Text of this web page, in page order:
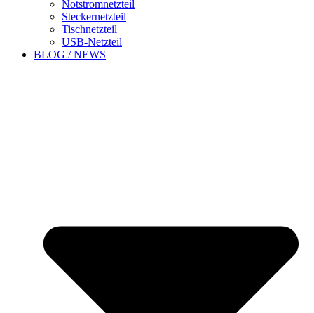
Notstromnetzteil
Steckernetzteil
Tischnetzteil
USB-Netzteil
BLOG / NEWS